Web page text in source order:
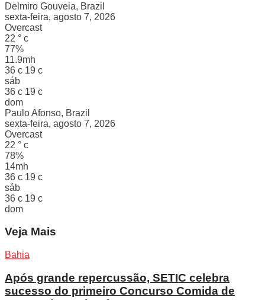
Delmiro Gouveia, Brazil
sexta-feira, agosto 7, 2026
Overcast
22 ° c
77%
11.9mh
36 c 19 c
sáb
36 c 19 c
dom
Paulo Afonso, Brazil
sexta-feira, agosto 7, 2026
Overcast
22 ° c
78%
14mh
36 c 19 c
sáb
36 c 19 c
dom
Veja Mais
Bahia
Após grande repercussão, SETIC celebra
sucesso do primeiro Concurso Comida de